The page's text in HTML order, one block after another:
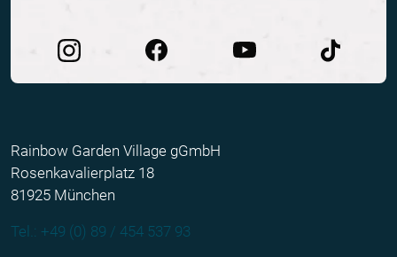
Rainbow Garden Village gGmbH
Rosenkavalierplatz 18
81925 München
Tel.: +49 (0) 89 / 454 537 93